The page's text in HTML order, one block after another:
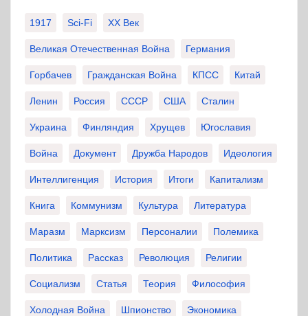
1917 Sci-Fi XX Век
Великая Отечественная Война Германия
Горбачев Гражданская Война КПСС Китай
Ленин Россия СССР США Сталин
Украина Финляндия Хрущев Югославия
Война Документ Дружба Народов Идеология
Интеллигенция История Итоги Капитализм
Книга Коммунизм Культура Литература
Маразм Марксизм Персоналии Полемика
Политика Рассказ Революция Религии
Социализм Статья Теория Философия
Холодная Война Шпионство Экономика